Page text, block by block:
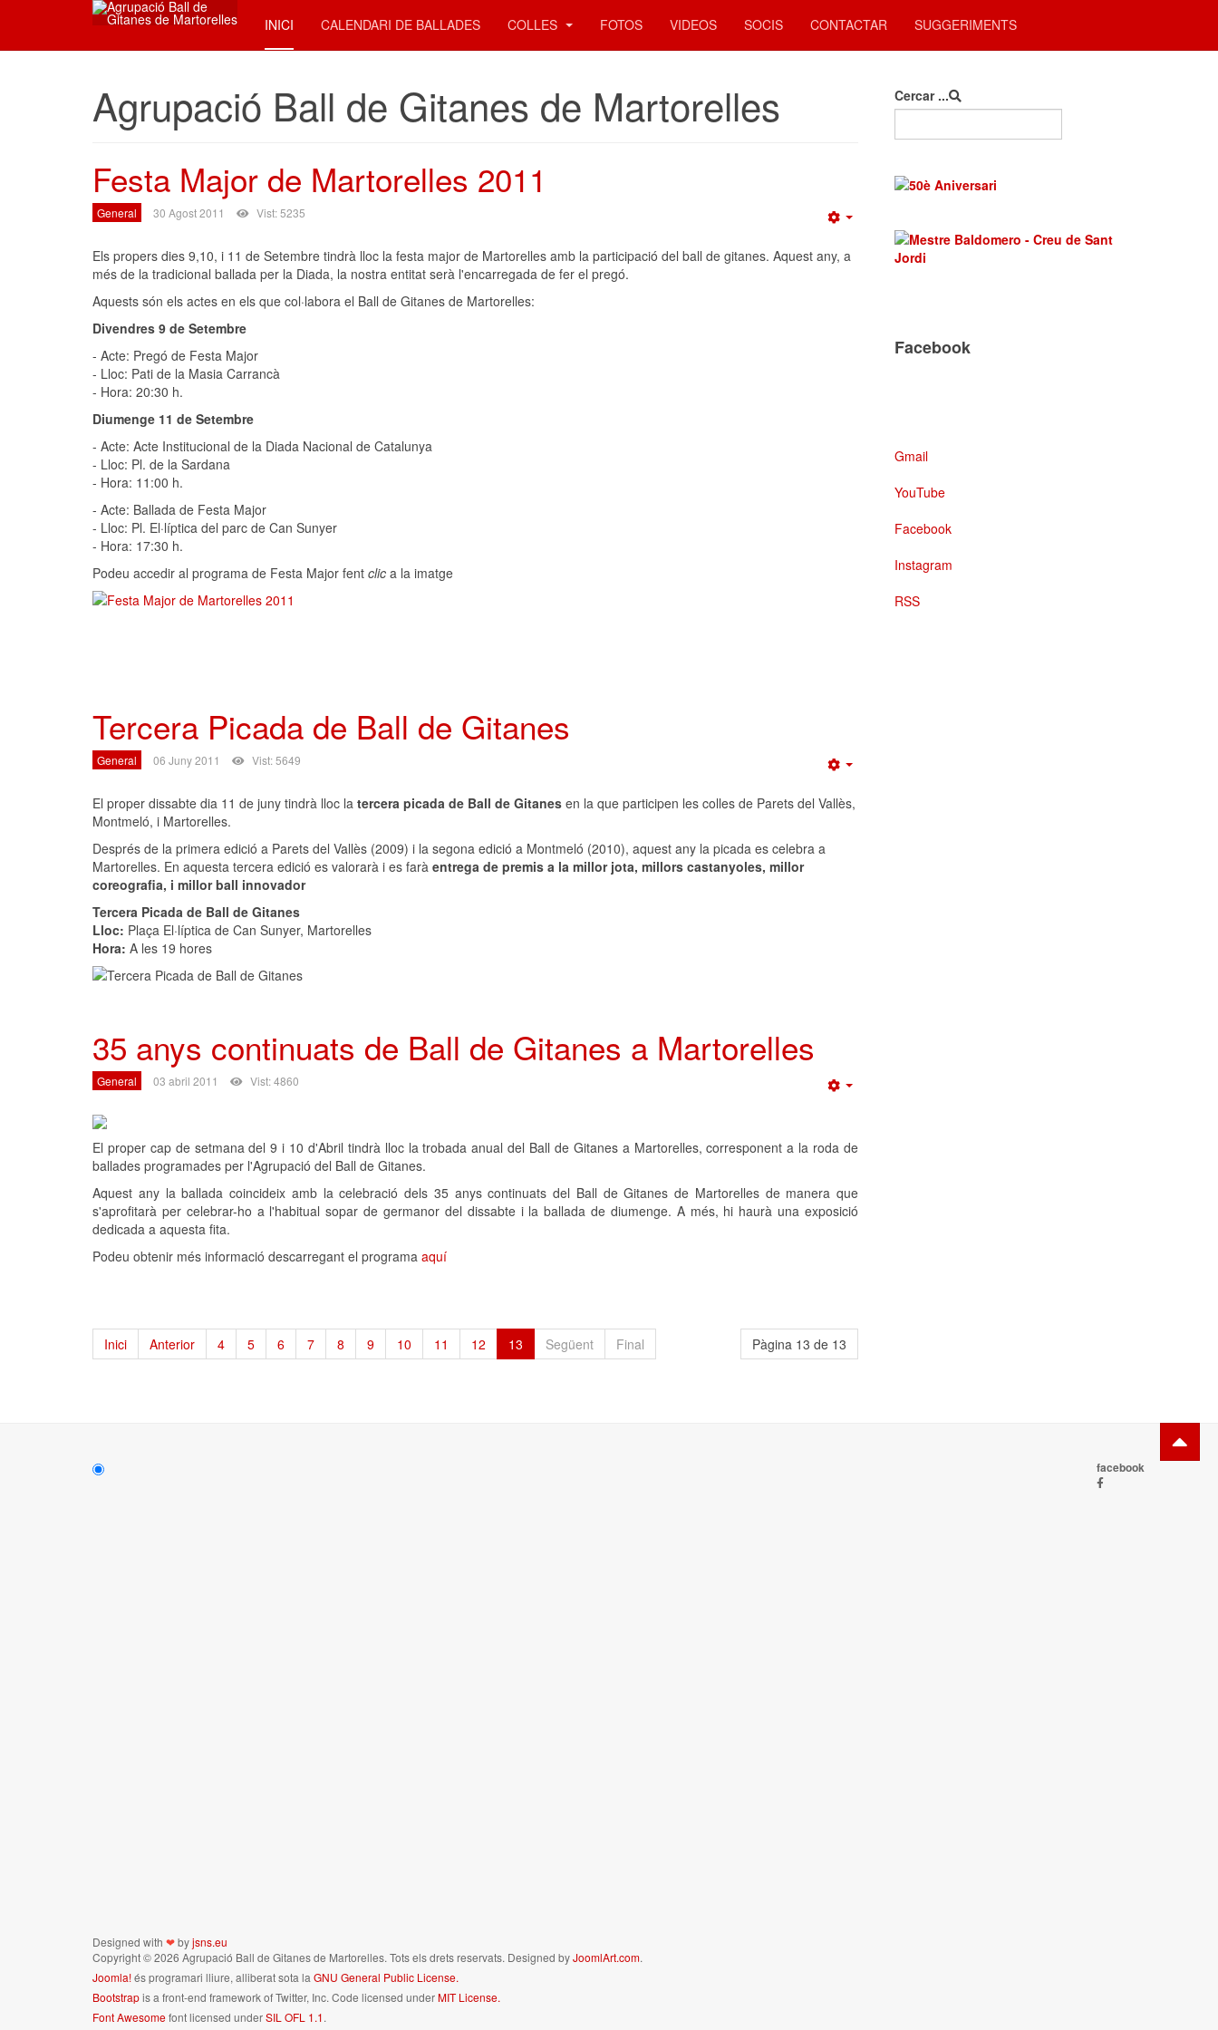
INICI CALENDARI DE BALLADES COLLES FOTOS VIDEOS SOCIS CONTACTAR SUGGERIMENTS
Agrupació Ball de Gitanes de Martorelles
Festa Major de Martorelles 2011
General 30 Agost 2011 Vist: 5235
Els propers dies 9,10, i 11 de Setembre tindrà lloc la festa major de Martorelles amb la participació del ball de gitanes. Aquest any, a
més de la tradicional ballada per la Diada, la nostra entitat serà l'encarregada de fer el pregó.
Aquests són els actes en els que col·labora el Ball de Gitanes de Martorelles:
Divendres 9 de Setembre
- Acte: Pregó de Festa Major
- Lloc: Pati de la Masia Carrancà
- Hora: 20:30 h.
Diumenge 11 de Setembre
- Acte: Acte Institucional de la Diada Nacional de Catalunya
- Lloc: Pl. de la Sardana
- Hora: 11:00 h.
- Acte: Ballada de Festa Major
- Lloc: Pl. El·líptica del parc de Can Sunyer
- Hora: 17:30 h.
Podeu accedir al programa de Festa Major fent clic a la imatge
Tercera Picada de Ball de Gitanes
General 06 Juny 2011 Vist: 5649
El proper dissabte dia 11 de juny tindrà lloc la tercera picada de Ball de Gitanes en la que participen les colles de Parets del Vallès,
Montmeló, i Martorelles.
Després de la primera edició a Parets del Vallès (2009) i la segona edició a Montmeló (2010), aquest any la picada es celebra a
Martorelles. En aquesta tercera edició es valorarà i es farà entrega de premis a la millor jota, millors castanyoles, millor
coreografia, i millor ball innovador
Tercera Picada de Ball de Gitanes
Lloc: Plaça El·líptica de Can Sunyer, Martorelles
Hora: A les 19 hores
35 anys continuats de Ball de Gitanes a Martorelles
General 03 abril 2011 Vist: 4860
El proper cap de setmana del 9 i 10 d'Abril tindrà lloc la trobada anual del Ball de Gitanes a Martorelles, corresponent a la roda de
ballades programades per l'Agrupació del Ball de Gitanes.
Aquest any la ballada coincideix amb la celebració dels 35 anys continuats del Ball de Gitanes de Martorelles de manera que
s'aprofitarà per celebrar-ho a l'habitual sopar de germanor del dissabte i la ballada de diumenge. A més, hi haurà una exposició
dedicada a aquesta fita.
Podeu obtenir més informació descarregant el programa aquí
Pàgina 13 de 13
Inici Anterior 4 5 6 7 8 9 10 11 12 13 Següent Final
Cercar ...
Facebook
Gmail
YouTube
Facebook
Instagram
RSS
facebook
Designed with ❤byjsns.eu
Copyright © 2026 Agrupació Ball de Gitanes de Martorelles. Tots els drets reservats. Designed byJoomlArt.com.
Joomla!és programari lliure, alliberat sota la GNU General Public License.
Bootstrapis a front-end framework of Twitter, Inc. Code licensed underMIT License.
Font Awesomefont licensed underSIL OFL 1.1.